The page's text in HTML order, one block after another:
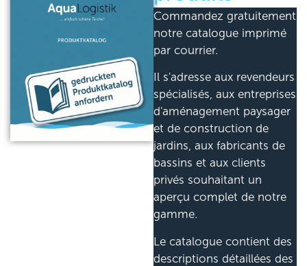
Commandez gratuitement
notre catalogue imprimé
par courrier.
Il s'adresse aux revendeurs
spécialisés, aux entreprises
d'aménagement paysager
et de construction de
jardins, aux fabricants de
bassins et aux clients
privés souhaitant un
aperçu complet de notre
gamme.
Le catalogue contient des
descriptions détaillées des